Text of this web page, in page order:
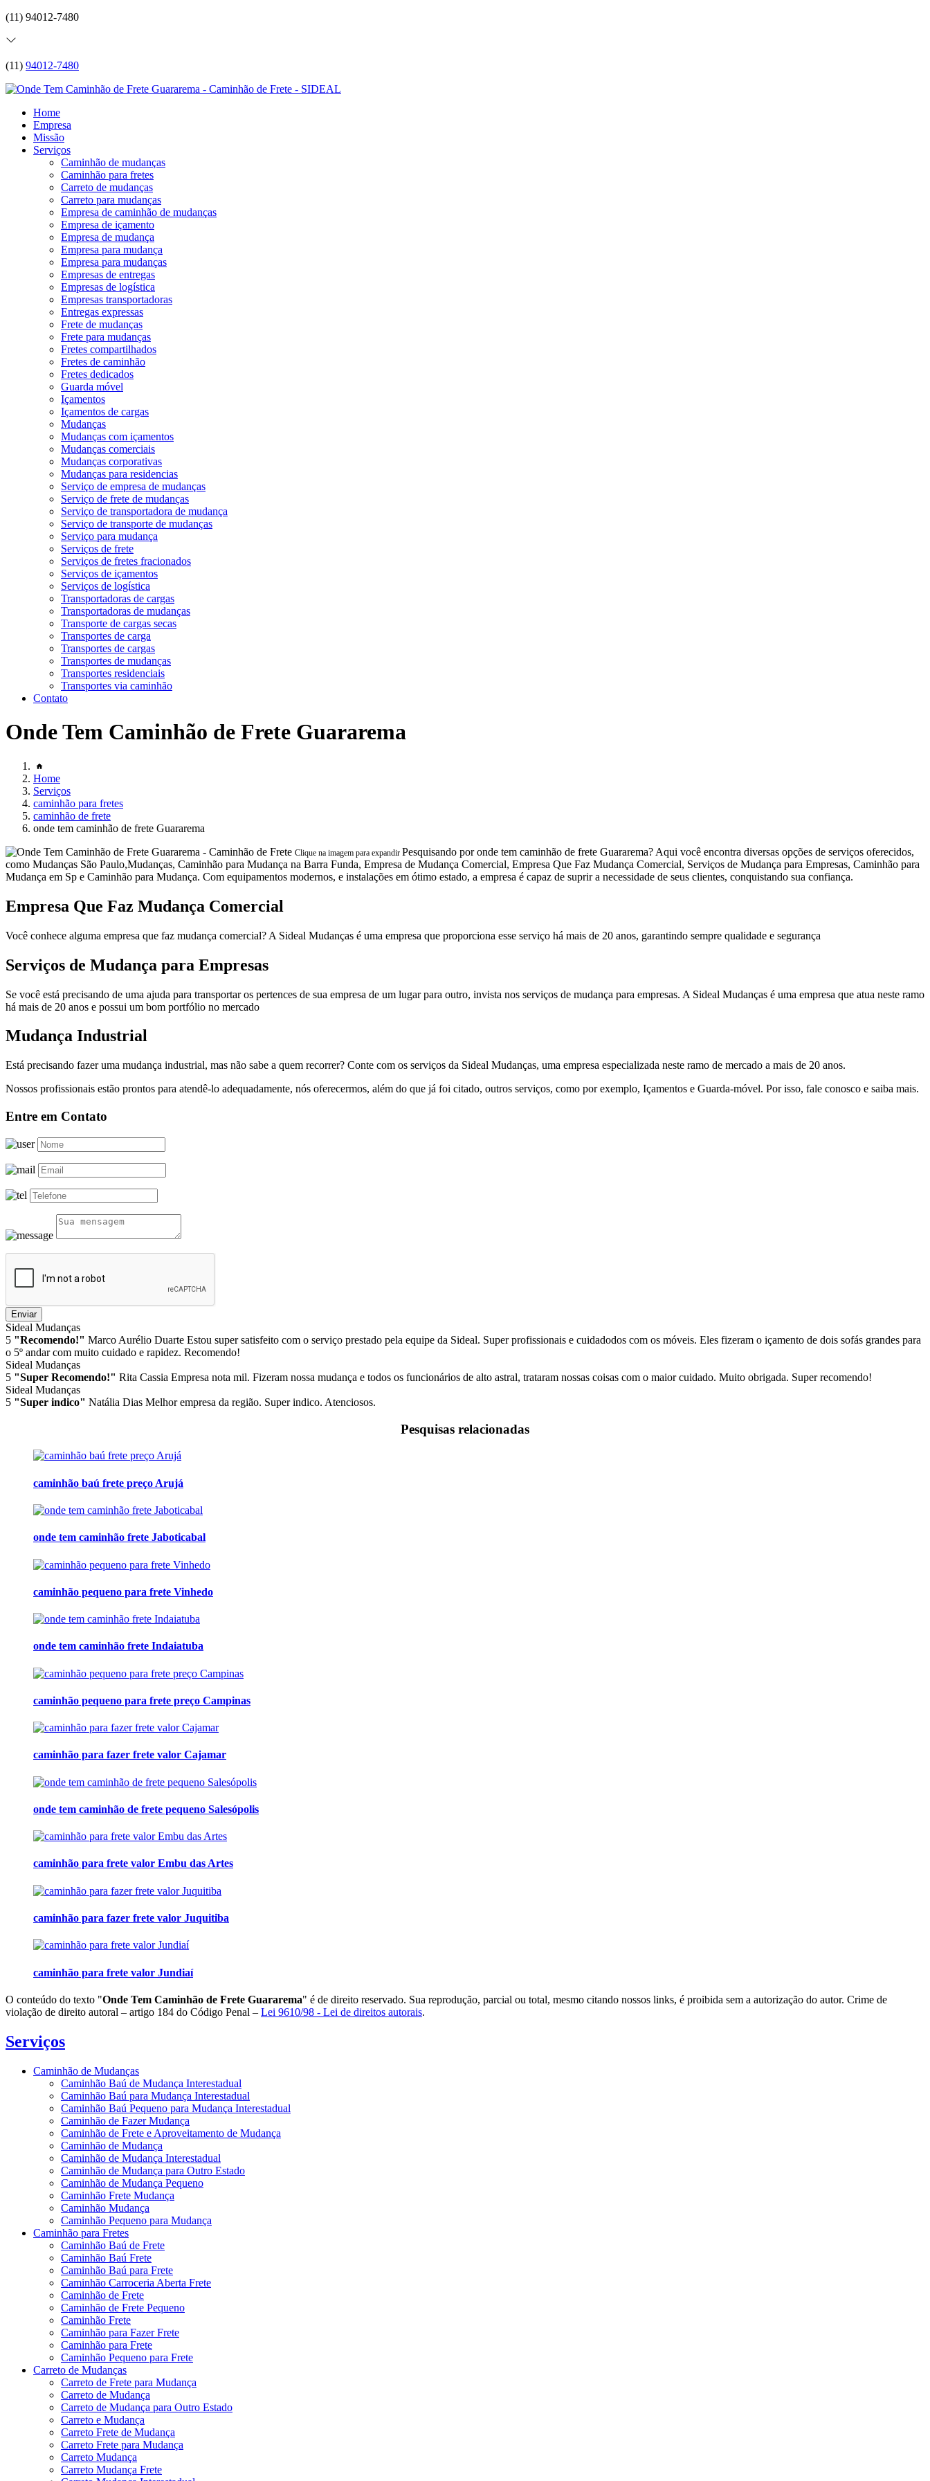
(11) 94012-7480
(11) 94012-7480
Home
Empresa
Missão
Serviços
Caminhão de mudanças
Caminhão para fretes
Carreto de mudanças
Carreto para mudanças
Empresa de caminhão de mudanças
Empresa de içamento
Empresa de mudança
Empresa para mudança
Empresa para mudanças
Empresas de entregas
Empresas de logística
Empresas transportadoras
Entregas expressas
Frete de mudanças
Frete para mudanças
Fretes compartilhados
Fretes de caminhão
Fretes dedicados
Guarda móvel
Içamentos
Içamentos de cargas
Mudanças
Mudanças com içamentos
Mudanças comerciais
Mudanças corporativas
Mudanças para residencias
Serviço de empresa de mudanças
Serviço de frete de mudanças
Serviço de transportadora de mudança
Serviço de transporte de mudanças
Serviço para mudança
Serviços de frete
Serviços de fretes fracionados
Serviços de içamentos
Serviços de logística
Transportadoras de cargas
Transportadoras de mudanças
Transporte de cargas secas
Transportes de carga
Transportes de cargas
Transportes de mudanças
Transportes residenciais
Transportes via caminhão
Contato
Onde Tem Caminhão de Frete Guararema
Home
Serviços
caminhão para fretes
caminhão de frete
onde tem caminhão de frete Guararema
Clique na imagem para expandir Pesquisando por onde tem caminhão de frete Guararema? Aqui você encontra diversas opções de serviços oferecidos,
como Mudanças São Paulo,Mudanças, Caminhão para Mudança na Barra Funda, Empresa de Mudança Comercial, Empresa Que Faz Mudança Comercial, Serviços de Mudança para Empresas, Caminhão para
Mudança em Sp e Caminhão para Mudança. Com equipamentos modernos, e instalações em ótimo estado, a empresa é capaz de suprir a necessidade de seus clientes, conquistando sua confiança.
Empresa Que Faz Mudança Comercial
Você conhece alguma empresa que faz mudança comercial? A Sideal Mudanças é uma empresa que proporciona esse serviço há mais de 20 anos, garantindo sempre qualidade e segurança
Serviços de Mudança para Empresas
Se você está precisando de uma ajuda para transportar os pertences de sua empresa de um lugar para outro, invista nos serviços de mudança para empresas. A Sideal Mudanças é uma empresa que atua neste ramo
há mais de 20 anos e possui um bom portfólio no mercado
Mudança Industrial
Está precisando fazer uma mudança industrial, mas não sabe a quem recorrer? Conte com os serviços da Sideal Mudanças, uma empresa especializada neste ramo de mercado a mais de 20 anos.
Nossos profissionais estão prontos para atendê-lo adequadamente, nós oferecermos, além do que já foi citado, outros serviços, como por exemplo, Içamentos e Guarda-móvel. Por isso, fale conosco e saiba mais.
Entre em Contato
Enviar
Sideal Mudanças
5 "Recomendo!" Marco Aurélio Duarte Estou super satisfeito com o serviço prestado pela equipe da Sideal. Super profissionais e cuidadodos com os móveis. Eles fizeram o içamento de dois sofás grandes para
o 5º andar com muito cuidado e rapidez. Recomendo!
Sideal Mudanças
5 "Super Recomendo!" Rita Cassia Empresa nota mil. Fizeram nossa mudança e todos os funcionários de alto astral, trataram nossas coisas com o maior cuidado. Muito obrigada. Super recomendo!
Sideal Mudanças
5 "Super indico" Natália Dias Melhor empresa da região. Super indico. Atenciosos.
Pesquisas relacionadas
caminhão baú frete preço Arujá
onde tem caminhão frete Jaboticabal
caminhão pequeno para frete Vinhedo
onde tem caminhão frete Indaiatuba
caminhão pequeno para frete preço Campinas
caminhão para fazer frete valor Cajamar
onde tem caminhão de frete pequeno Salesópolis
caminhão para frete valor Embu das Artes
caminhão para fazer frete valor Juquitiba
caminhão para frete valor Jundiaí
O conteúdo do texto "Onde Tem Caminhão de Frete Guararema" é de direito reservado. Sua reprodução, parcial ou total, mesmo citando nossos links, é proibida sem a autorização do autor. Crime de
violação de direito autoral – artigo 184 do Código Penal – Lei 9610/98 - Lei de direitos autorais.
Serviços
Caminhão de Mudanças
Caminhão Baú de Mudança Interestadual
Caminhão Baú para Mudança Interestadual
Caminhão Baú Pequeno para Mudança Interestadual
Caminhão de Fazer Mudança
Caminhão de Frete e Aproveitamento de Mudança
Caminhão de Mudança
Caminhão de Mudança Interestadual
Caminhão de Mudança para Outro Estado
Caminhão de Mudança Pequeno
Caminhão Frete Mudança
Caminhão Mudança
Caminhão Pequeno para Mudança
Caminhão para Fretes
Caminhão Baú de Frete
Caminhão Baú Frete
Caminhão Baú para Frete
Caminhão Carroceria Aberta Frete
Caminhão de Frete
Caminhão de Frete Pequeno
Caminhão Frete
Caminhão para Fazer Frete
Caminhão para Frete
Caminhão Pequeno para Frete
Carreto de Mudanças
Carreto de Frete para Mudança
Carreto de Mudança
Carreto de Mudança para Outro Estado
Carreto e Mudança
Carreto Frete de Mudança
Carreto Frete para Mudança
Carreto Mudança
Carreto Mudança Frete